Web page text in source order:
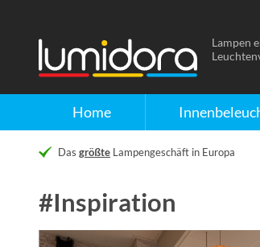
Home
Naar
de
Lampen
Das größte Lampengeschäft in Europa
#Inspiration